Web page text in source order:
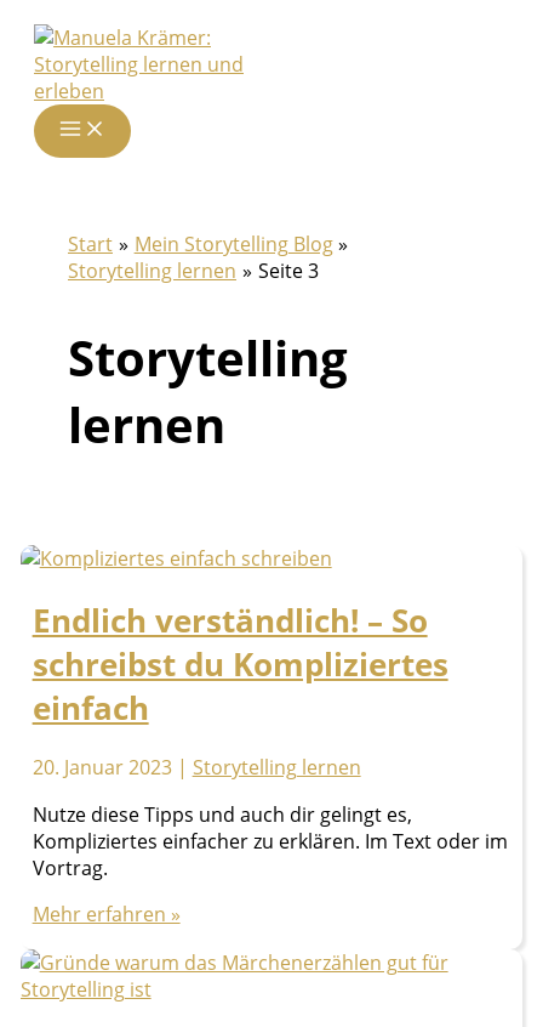
Zum
Inhalt
springen
Start
Mein Storytelling Blog
Storytelling lernen
Seite 3
Storytelling
lernen
Endlich verständlich! – So
schreibst du Kompliziertes
einfach
20. Januar 2023 | Storytelling lernen
Nutze diese Tipps und auch dir gelingt es,
Kompliziertes einfacher zu erklären. Im Text oder im
Vortrag.
Endlich
–
So
Mehr erfahren »